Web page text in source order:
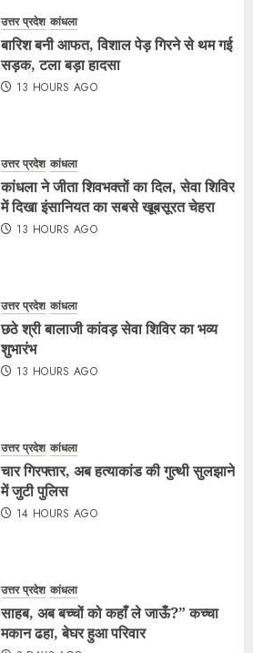
उत्तर प्रदेश कांधला
बारिश बनी आफत, विशाल पेड़ गिरने से थम गई
सड़क, टला बड़ा हादसा
13 HOURS AGO
उत्तर प्रदेश कांधला
कांधला ने जीता शिवभक्तों का दिल, सेवा शिविर
में दिखा इंसानियत का सबसे खूबसूरत चेहरा
13 HOURS AGO
उत्तर प्रदेश कांधला
छठे श्री बालाजी कांवड़ सेवा शिविर का भव्य
शुभारंभ
13 HOURS AGO
उत्तर प्रदेश कांधला
चार गिरफ्तार, अब हत्याकांड की गुत्थी सुलझाने
में जुटी पुलिस
14 HOURS AGO
उत्तर प्रदेश कांधला
साहब, अब बच्चों को कहाँ ले जाऊँ?” कच्चा
मकान ढहा, बेघर हुआ परिवार